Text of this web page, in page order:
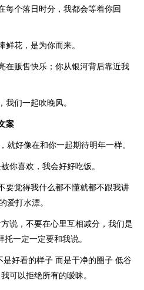
每个落日时分，我都会等着你回
鲜花，是为你而来。
在贩售快乐；你从银河背后靠近我
我们一起吹晚风。
案
就好像在和你一起期待明年一样。
你喜欢，我会好好吃饭。
要觉得我什么都不懂就都不跟我讲
爱打水漂。
说，不要在心里互相减分，我们是
一定一定要和我说。
好看的样子 而是干净的圈子 低谷
可以拒绝所有的暧昧。